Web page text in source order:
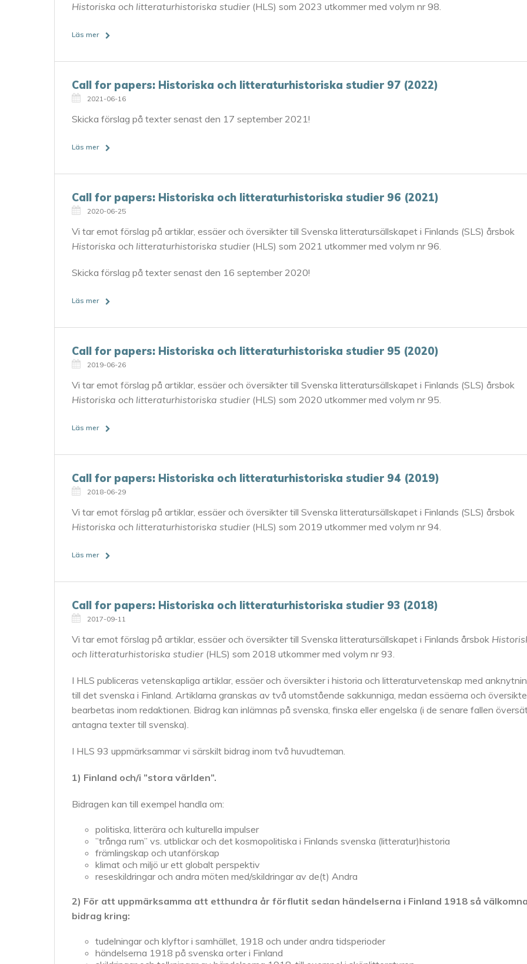
Historiska och litteraturhistoriska studier (HLS) som 2023 utkommer med volym nr 98.
Läs mer
Call for papers: Historiska och litteraturhistoriska studier 97 (2022)
2021-06-16
Skicka förslag på texter senast den 17 september 2021!
Läs mer
Call for papers: Historiska och litteraturhistoriska studier 96 (2021)
2020-06-25
Vi tar emot förslag på artiklar, essäer och översikter till Svenska litteratursällskapet i Finlands (SLS) årsbok
Historiska och litteraturhistoriska studier (HLS) som 2021 utkommer med volym nr 96.
Skicka förslag på texter senast den 16 september 2020!
Läs mer
Call for papers: Historiska och litteraturhistoriska studier 95 (2020)
2019-06-26
Vi tar emot förslag på artiklar, essäer och översikter till Svenska litteratursällskapet i Finlands (SLS) årsbok
Historiska och litteraturhistoriska studier (HLS) som 2020 utkommer med volym nr 95.
Läs mer
Call for papers: Historiska och litteraturhistoriska studier 94 (2019)
2018-06-29
Vi tar emot förslag på artiklar, essäer och översikter till Svenska litteratursällskapet i Finlands (SLS) årsbok
Historiska och litteraturhistoriska studier (HLS) som 2019 utkommer med volym nr 94.
Läs mer
Call for papers: Historiska och litteraturhistoriska studier 93 (2018)
2017-09-11
Vi tar emot förslag på artiklar, essäer och översikter till Svenska litteratursällskapet i Finlands årsbok
och litteraturhistoriska studier (HLS) som 2018 utkommer med volym nr 93.
I HLS publiceras vetenskapliga artiklar, essäer och översikter i historia och litteraturvetenskap med
till det svenska i Finland. Artiklarna granskas av två utomstående sakkunniga, medan essäerna och
bearbetas inom redaktionen. Bidrag kan inlämnas på svenska, finska eller engelska (i de senare fallen
antagna texter till svenska).
I HLS 93 uppmärksammar vi särskilt bidrag inom två huvudteman.
1) Finland och/i ”stora världen”.
Bidragen kan till exempel handla om:
politiska, litterära och kulturella impulser
”trånga rum” vs. utblickar och det kosmopolitiska i Finlands svenska (litteratur)historia
främlingskap och utanförskap
klimat och miljö ur ett globalt perspektiv
reseskildringar och andra möten med/skildringar av de(t) Andra
2) För att uppmärksamma att etthundra år förflutit sedan händelserna i Finland 1918 så
bidrag kring:
tudelningar och klyftor i samhället, 1918 och under andra tidsperioder
händelserna 1918 på svenska orter i Finland